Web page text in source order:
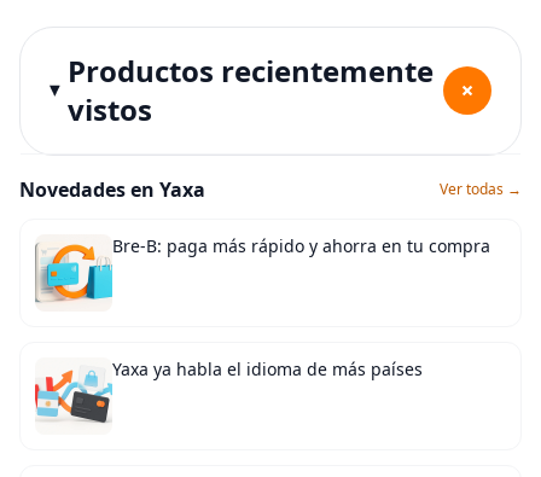
Productos recientemente
vistos
+
Novedades en Yaxa Ver todas →
Bre-B: paga más rápido y ahorra en tu compra
Yaxa ya habla el idioma de más países